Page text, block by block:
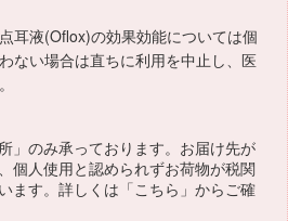
耳液(Oflox)の効果効能については個
ない場合は直ちに利用を中止し、医
」のみ承っております。お届け先が
個人使用と認められずお荷物が税関
ます。詳しくは「こちら 」からご確